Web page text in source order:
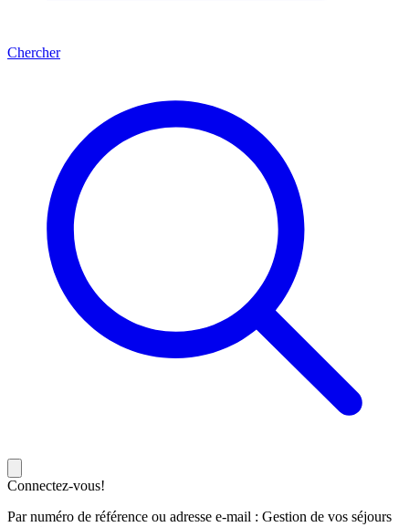
Chercher
Connectez-vous!
Par numéro de référence ou adresse e-mail : Gestion de vos séjours